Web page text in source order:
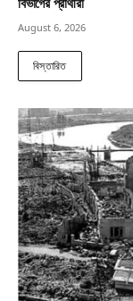
বিভাগের প্রার্থীরা
August 6, 2026
বিস্তারিত